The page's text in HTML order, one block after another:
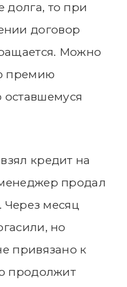
долга, то при
договор
Можно
премию
кредит на
продал
Через месяц
но
привязано к
продолжит